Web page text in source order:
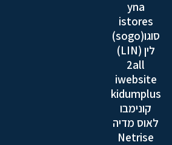
yna
istores
סוגו(sogo)
לין (LIN)
2all
iwebsite
kidumplus
קונימבו
לאוס מדיה
Netrise